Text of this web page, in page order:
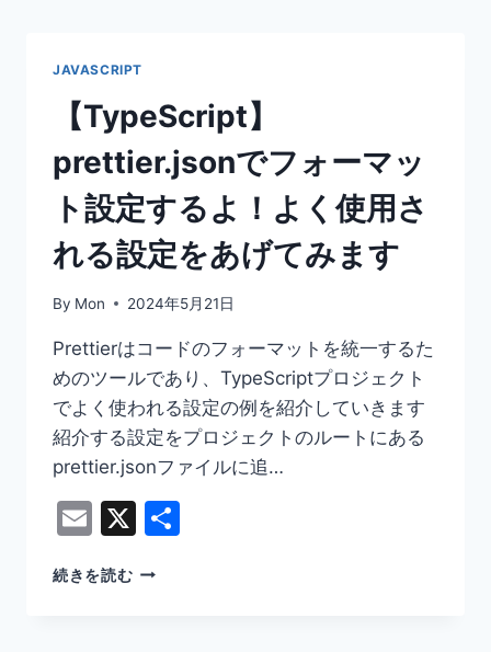
JAVASCRIPT
【TypeScript】
prettier.jsonでフォーマッ
ト設定するよ！よく使用さ
れる設定をあげてみます
By Mon 2024年5月21日
Prettierはコードのフォーマットを統一するた
めのツールであり、TypeScriptプロジェクト
でよく使われる設定の例を紹介していきます
紹介する設定をプロジェクトのルートにある
prettier.jsonファイルに追…
Email
X
続きを読む【TYPESCRIPT】